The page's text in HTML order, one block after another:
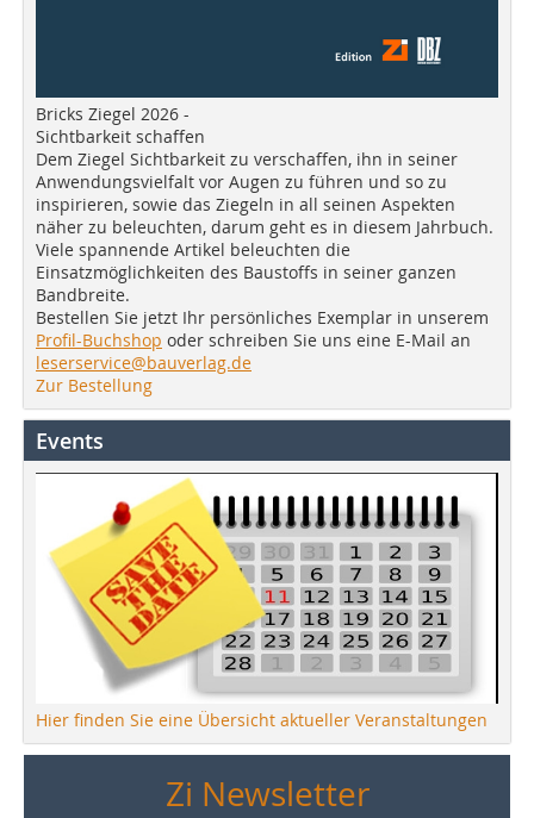
Bricks Ziegel 2026 -
Sichtbarkeit schaffen
Dem Ziegel Sichtbarkeit zu verschaffen, ihn in seiner
Anwendungsvielfalt vor Augen zu führen und so zu
inspirieren, sowie das Ziegeln in all seinen Aspekten
näher zu beleuchten, darum geht es in diesem Jahrbuch.
Viele spannende Artikel beleuchten die
Einsatzmöglichkeiten des Baustoffs in seiner ganzen
Bandbreite.
Bestellen Sie jetzt Ihr persönliches Exemplar in unserem
Profil-Buchshop oder schreiben Sie uns eine E-Mail an
leserservice@bauverlag.de
Zur Bestellung
Events
Hier finden Sie eine Übersicht aktueller Veranstaltungen
Zi Newsletter